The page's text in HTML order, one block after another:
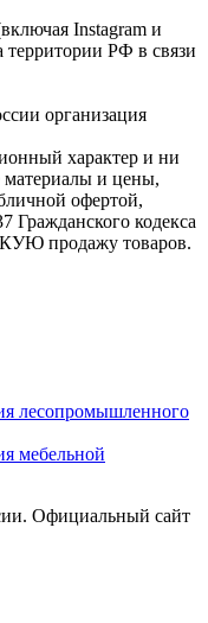
Instagram и
РФ в связи
организация
характер и ни
и цены,
офертой,
Гражданского кодекса
продажу товаров.
лесопромышленного
мебельной
Официальный сайт